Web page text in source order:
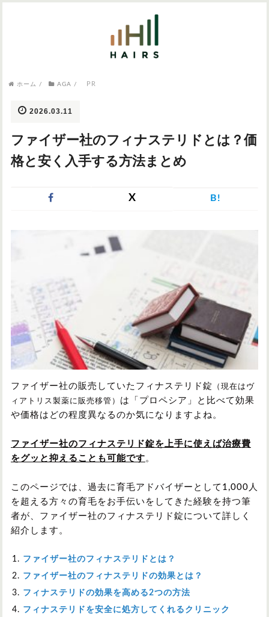
AGA
円形脱毛症
お問い合わせ
ホーム / AGA / PR
2026.03.11
ファイザー社のフィナステリドとは？価
格と安く入手する方法まとめ
X B!
ファイザー社の販売していたフィナステリド錠
（現在はヴ
ィアトリス製薬に販売移管） は「プロペシア」と比べて効果
や価格はどの程度異なるのか気になりますよね。
ファイザー社のフィナステリド錠を上手に使えば治療費
をグッと抑えることも可能です 。
このページでは、過去に育毛アドバイザーとして1,000人
を超える方々の育毛をお手伝いをしてきた経験を持つ筆
者が、ファイザー社のフィナステリド錠について詳しく
紹介します。
ファイザー社のフィナステリドとは ？
ファイザー社のフィナステリドの効果とは？
フィナステリドの効果を高める2つの方法
フィナステリドを安全に処方してくれるクリニック
気になるワードから記事を探す
症状・悩みから記事を探す
つむじハゲ
円形脱毛症 女性の薄毛
対策・アイテムから記事を探す
かつら・ヴィッグ シャンプー
植毛
育毛剤